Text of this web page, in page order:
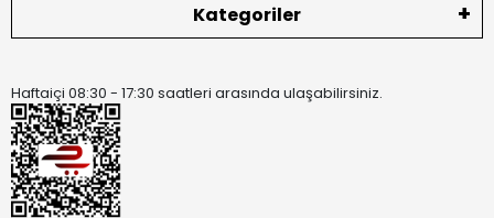
Kategoriler
Haftaiçi 08:30 - 17:30 saatleri arasında ulaşabilirsiniz.